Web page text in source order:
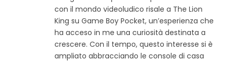
m
con il mondo videoludico risale a The Lion
King su Game Boy Pocket, un’esperienza che
ha acceso in me una curiosità destinata a
crescere. Con il tempo, questo interesse si è
ampliato abbracciando le console di casa